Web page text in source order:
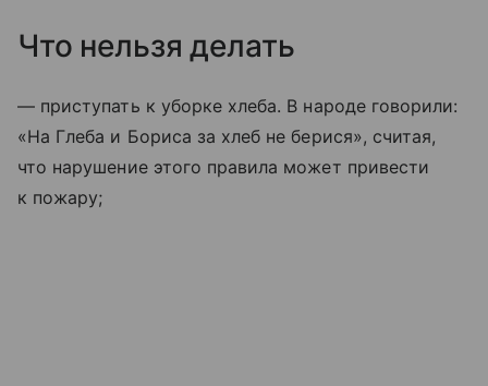
Что нельзя делать
— приступать к уборке хлеба. В народе говорили:
«На Глеба и Бориса за хлеб не берися», считая,
что нарушение этого правила может привести
к пожару;